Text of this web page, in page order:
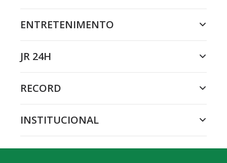
ENTRETENIMENTO
JR 24H
RECORD
INSTITUCIONAL